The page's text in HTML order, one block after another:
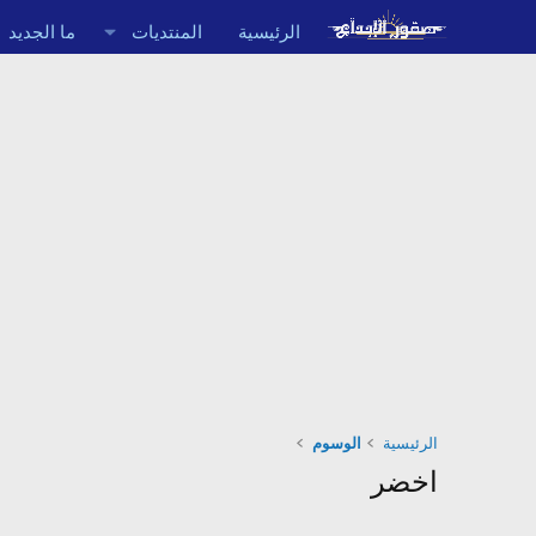
الرئيسية المنتديات ما الجديد
الرئيسية الوسوم
اخضر